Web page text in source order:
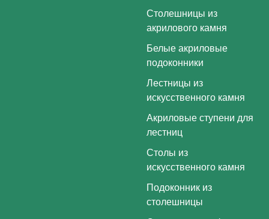
Столешницы из
акрилового камня
Белые акриловые
подоконники
Лестницы из
искусственного камня
Акриловые ступени для
лестниц
Столы из
искусственного камня
Подоконник из
столешницы